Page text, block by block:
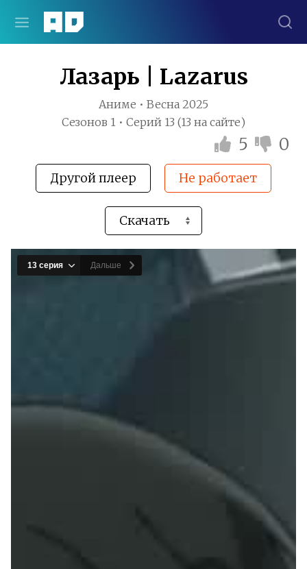
Лазарь | Lazarus
Аниме • Весна 2025
Сезонов 1 • Серий 13 (13 на сайте)
5 0
Другой плеер Не работает